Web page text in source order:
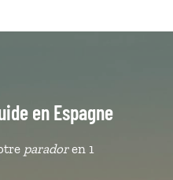
en Espagne
paradoren 1